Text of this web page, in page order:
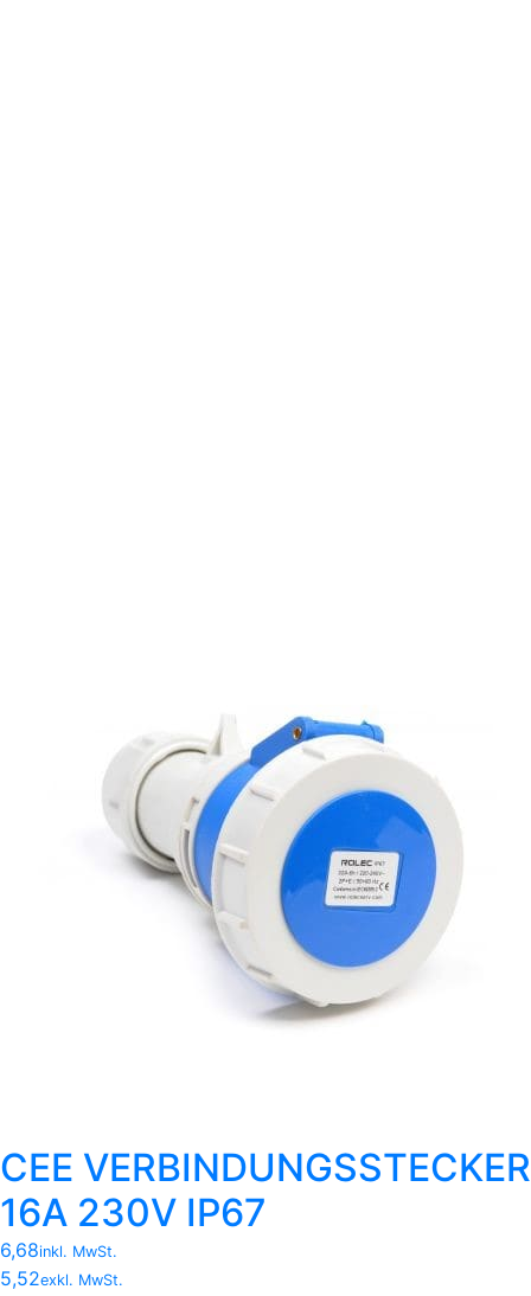
CEE VERBINDUNGSSTECKER
16A 230V IP67
6,68inkl. MwSt.
5,52exkl. MwSt.